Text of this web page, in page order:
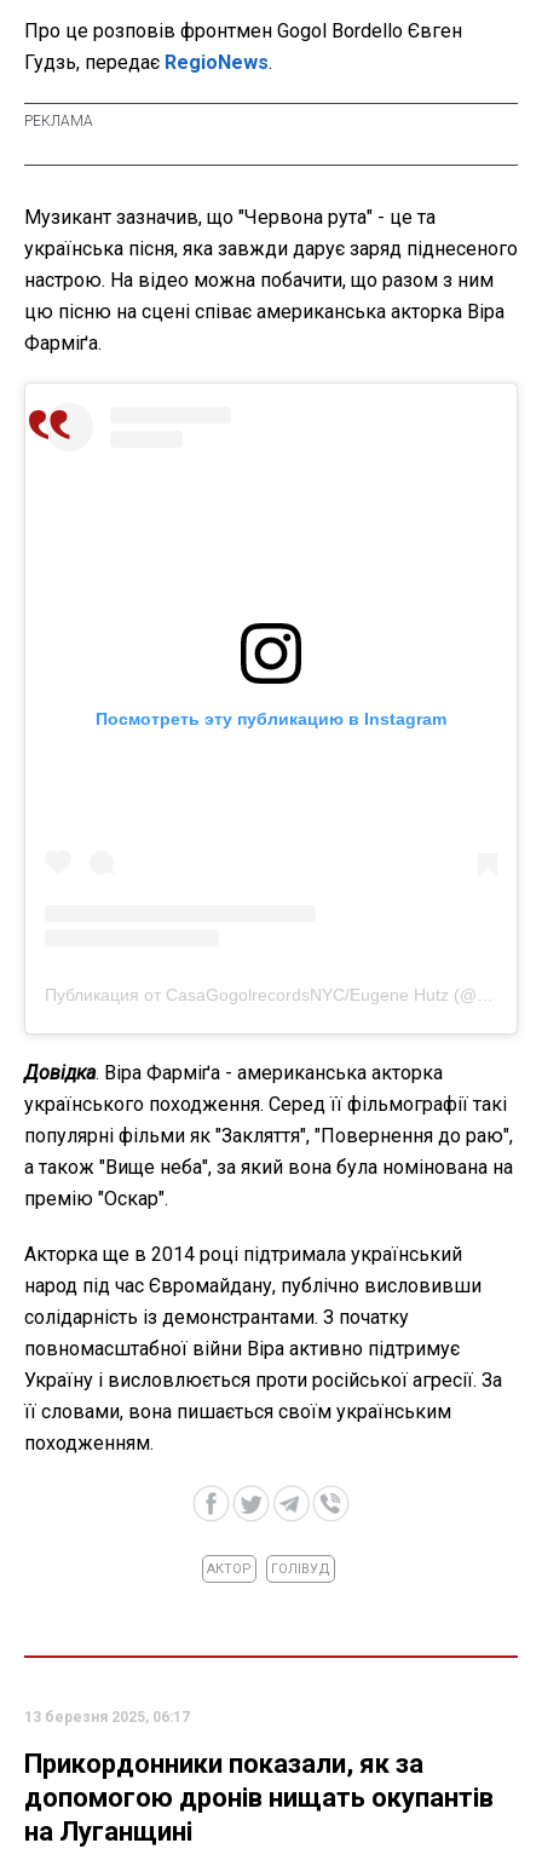
Про це розповів фронтмен Gogol Bordello Євген
Гудзь, передає RegioNews.
Музикант зазначив, що "Червона рута" - це та
українська пісня, яка завжди дарує заряд піднесеного
настрою. На відео можна побачити, що разом з ним
цю пісню на сцені співає американська акторка Віра
Фарміґа.
Посмотреть эту публикацию в Instagram
Довідка. Віра Фарміґа - американська акторка
українського походження. Серед її фільмографії такі
популярні фільми як "Закляття", "Повернення до раю",
а також "Вище неба", за який вона була номінована на
премію "Оскар".
Акторка ще в 2014 році підтримала український
народ під час Євромайдану, публічно висловивши
солідарність із демонстрантами. З початку
повномасштабної війни Віра активно підтримує
Україну і висловлюється проти російської агресії. За
її словами, вона пишається своїм українським
походженням.
АКТОР ГОЛІВУД
13 березня 2025, 06:17
Прикордонники показали, як за
допомогою дронів нищать окупантів
на Луганщині